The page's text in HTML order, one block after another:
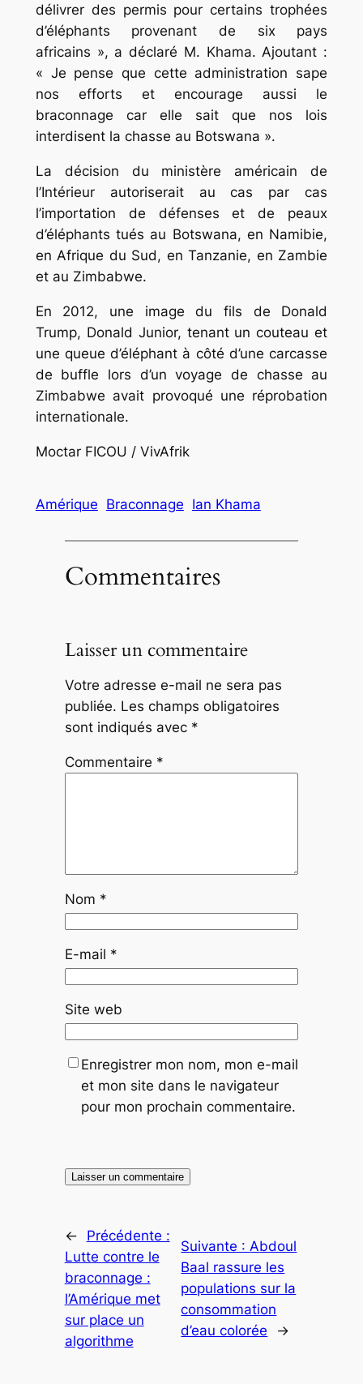
délivrer des permis pour certains trophées
d’éléphants provenant de six pays
africains », a déclaré M. Khama. Ajoutant :
« Je pense que cette administration sape
nos efforts et encourage aussi le
braconnage car elle sait que nos lois
interdisent la chasse au Botswana ».
La décision du ministère américain de
l’Intérieur autoriserait au cas par cas
l’importation de défenses et de peaux
d’éléphants tués au Botswana, en Namibie,
en Afrique du Sud, en Tanzanie, en Zambie
et au Zimbabwe.
En 2012, une image du fils de Donald
Trump, Donald Junior, tenant un couteau et
une queue d’éléphant à côté d’une carcasse
de buffle lors d’un voyage de chasse au
Zimbabwe avait provoqué une réprobation
internationale.
Moctar FICOU / VivAfrik
Amérique Braconnage Ian Khama
Commentaires
Laisser un commentaire
Votre adresse e-mail ne sera pas
publiée. Les champs obligatoires
sont indiqués avec *
Commentaire *
Nom *
E-mail *
Site web
Enregistrer mon nom, mon e-mail
et mon site dans le navigateur
pour mon prochain commentaire.
←
Précédente :
Lutte contre le
braconnage :
l’Amérique met
sur place un
algorithme
Suivante :Abdoul
Baal rassure les
populations sur la
consommation
d’eau colorée
→